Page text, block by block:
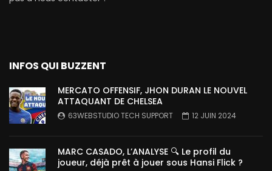
INFOS QUI BUZZENT
MERCATO OFFENSIF, JHON DURAN LE NOUVEL
ATTAQUANT DE CHELSEA
63WEBSTUDIO TECH SUPPORT 12 JUIN 2024
MARC CASADO, L’ANALYSE 🔍 Le profil du
joueur, déjà prêt à jouer sous Hansi Flick ?